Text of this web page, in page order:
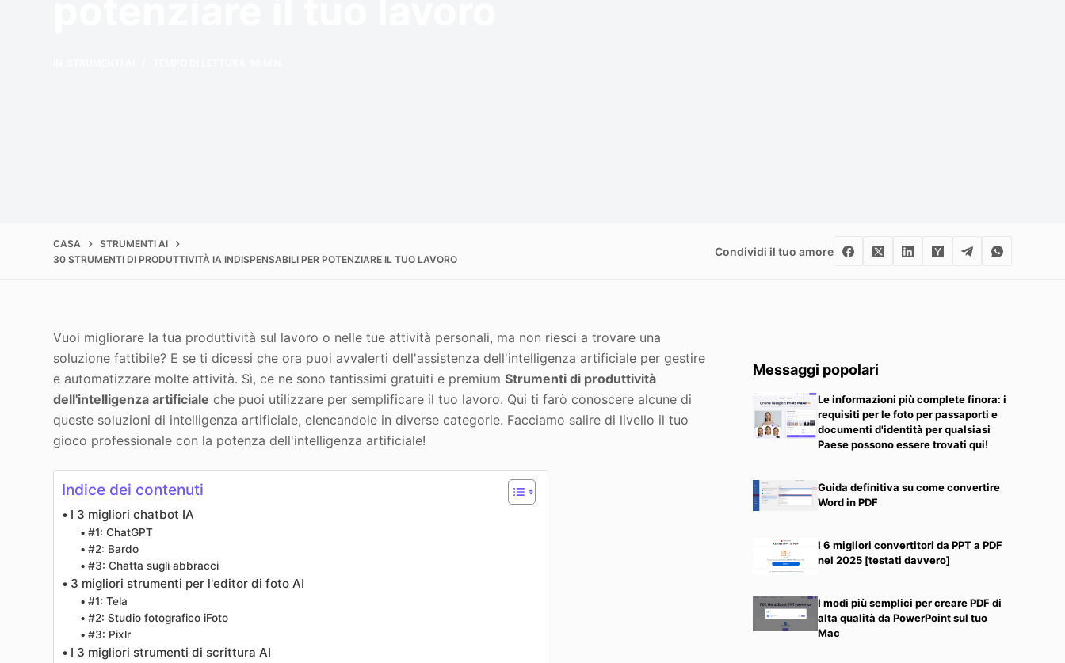
CASA
STRUMENTI AI
30 STRUMENTI DI PRODUTTIVITÀ IA INDISPENSABILI PER POTENZIARE IL TUO LAVORO
Condividi il tuo amore
Vuoi migliorare la tua produttività sul lavoro o nelle tue attività personali, ma non riesci a trovare una
soluzione fattibile? E se ti dicessi che ora puoi avvalerti dell'assistenza dell'intelligenza artificiale per gestire
e automatizzare molte attività. Sì, ce ne sono tantissimi gratuiti e premiumStrumenti di produttività
dell'intelligenza artificiale che puoi utilizzare per semplificare il tuo lavoro. Qui ti farò conoscere alcune di
queste soluzioni di intelligenza artificiale, elencandole in diverse categorie. Facciamo salire di livello il tuo
gioco professionale con la potenza dell'intelligenza artificiale!
Indice dei contenuti
I 3 migliori chatbot IA
#1: ChatGPT
#2: Bardo
#3: Chatta sugli abbracci
3 migliori strumenti per l'editor di foto AI
#1: Tela
#2: Studio fotografico iFoto
#3: Pixlr
I 3 migliori strumenti di scrittura AI
Messaggi popolari
Le informazioni più complete finora: i
requisiti per le foto per passaporti e
documenti d'identità per qualsiasi
Paese possono essere trovati qui!
Guida definitiva su come convertire
Word in PDF
I 6 migliori convertitori da PPT a PDF
nel 2025 [testati davvero]
I modi più semplici per creare PDF di
alta qualità da PowerPoint sul tuo
Mac